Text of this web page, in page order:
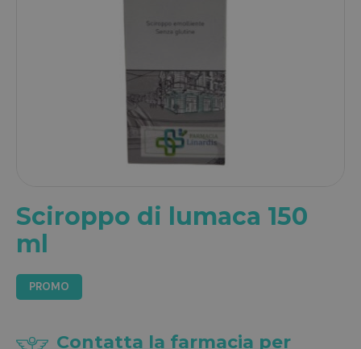
Sciroppo di lumaca 150
ml
PROMO
Contatta la farmacia per